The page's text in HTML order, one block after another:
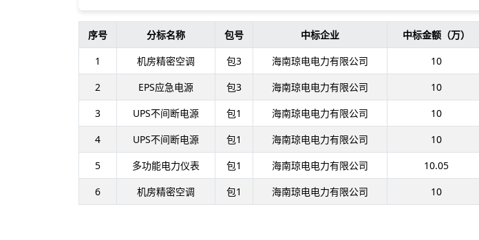
序号 分标名称 包号 中标企业 中标金额（万）
1
机房精密空调 包3 海南琼电电力有限公司 10
2
EPS应急电源 包3 海南琼电电力有限公司 10
3
UPS不间断电源 包1 海南琼电电力有限公司 10
4
UPS不间断电源 包1 海南琼电电力有限公司 10
5
多功能电力仪表 包1 海南琼电电力有限公司 10.05
6
机房精密空调 包1 海南琼电电力有限公司 10